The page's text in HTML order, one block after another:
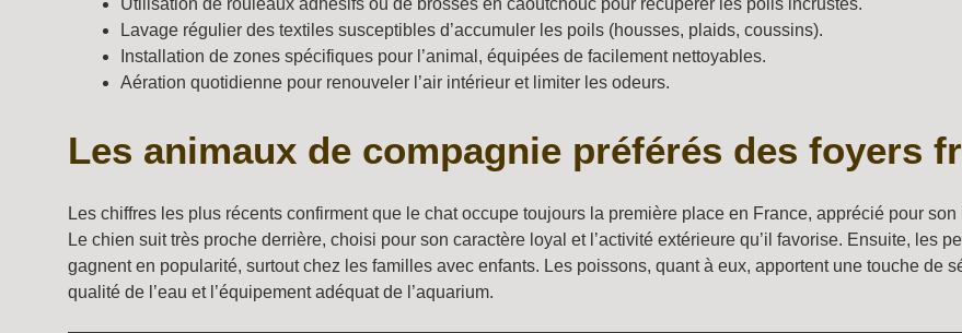
Utilisation de rouleaux adhésifs ou de brosses en caoutchouc pour récupérer les poils incrustés.
Lavage régulier des textiles susceptibles d’accumuler les poils (housses, plaids, coussins).
Installation de zones spécifiques pour l’animal, équipées de facilement nettoyables.
Aération quotidienne pour renouveler l’air intérieur et limiter les odeurs.
Les animaux de compagnie préférés des foyers
Les chiffres les plus récents confirment que le chat occupe toujours la première place en France, apprécié pour
Le chien suit très proche derrière, choisi pour son caractère loyal et l’activité extérieure qu’il favorise. Ensuite, les
gagnent en popularité, surtout chez les familles avec enfants. Les poissons, quant à eux, apportent une touche de
qualité de l’eau et l’équipement adéquat de l’aquarium.